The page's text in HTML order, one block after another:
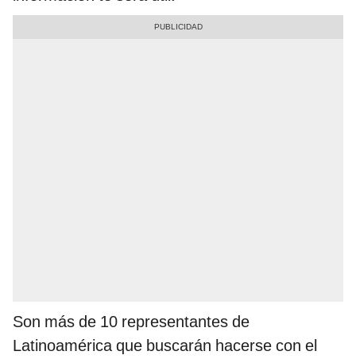
Son más de 10 representantes de
Latinoamérica que buscarán hacerse con el